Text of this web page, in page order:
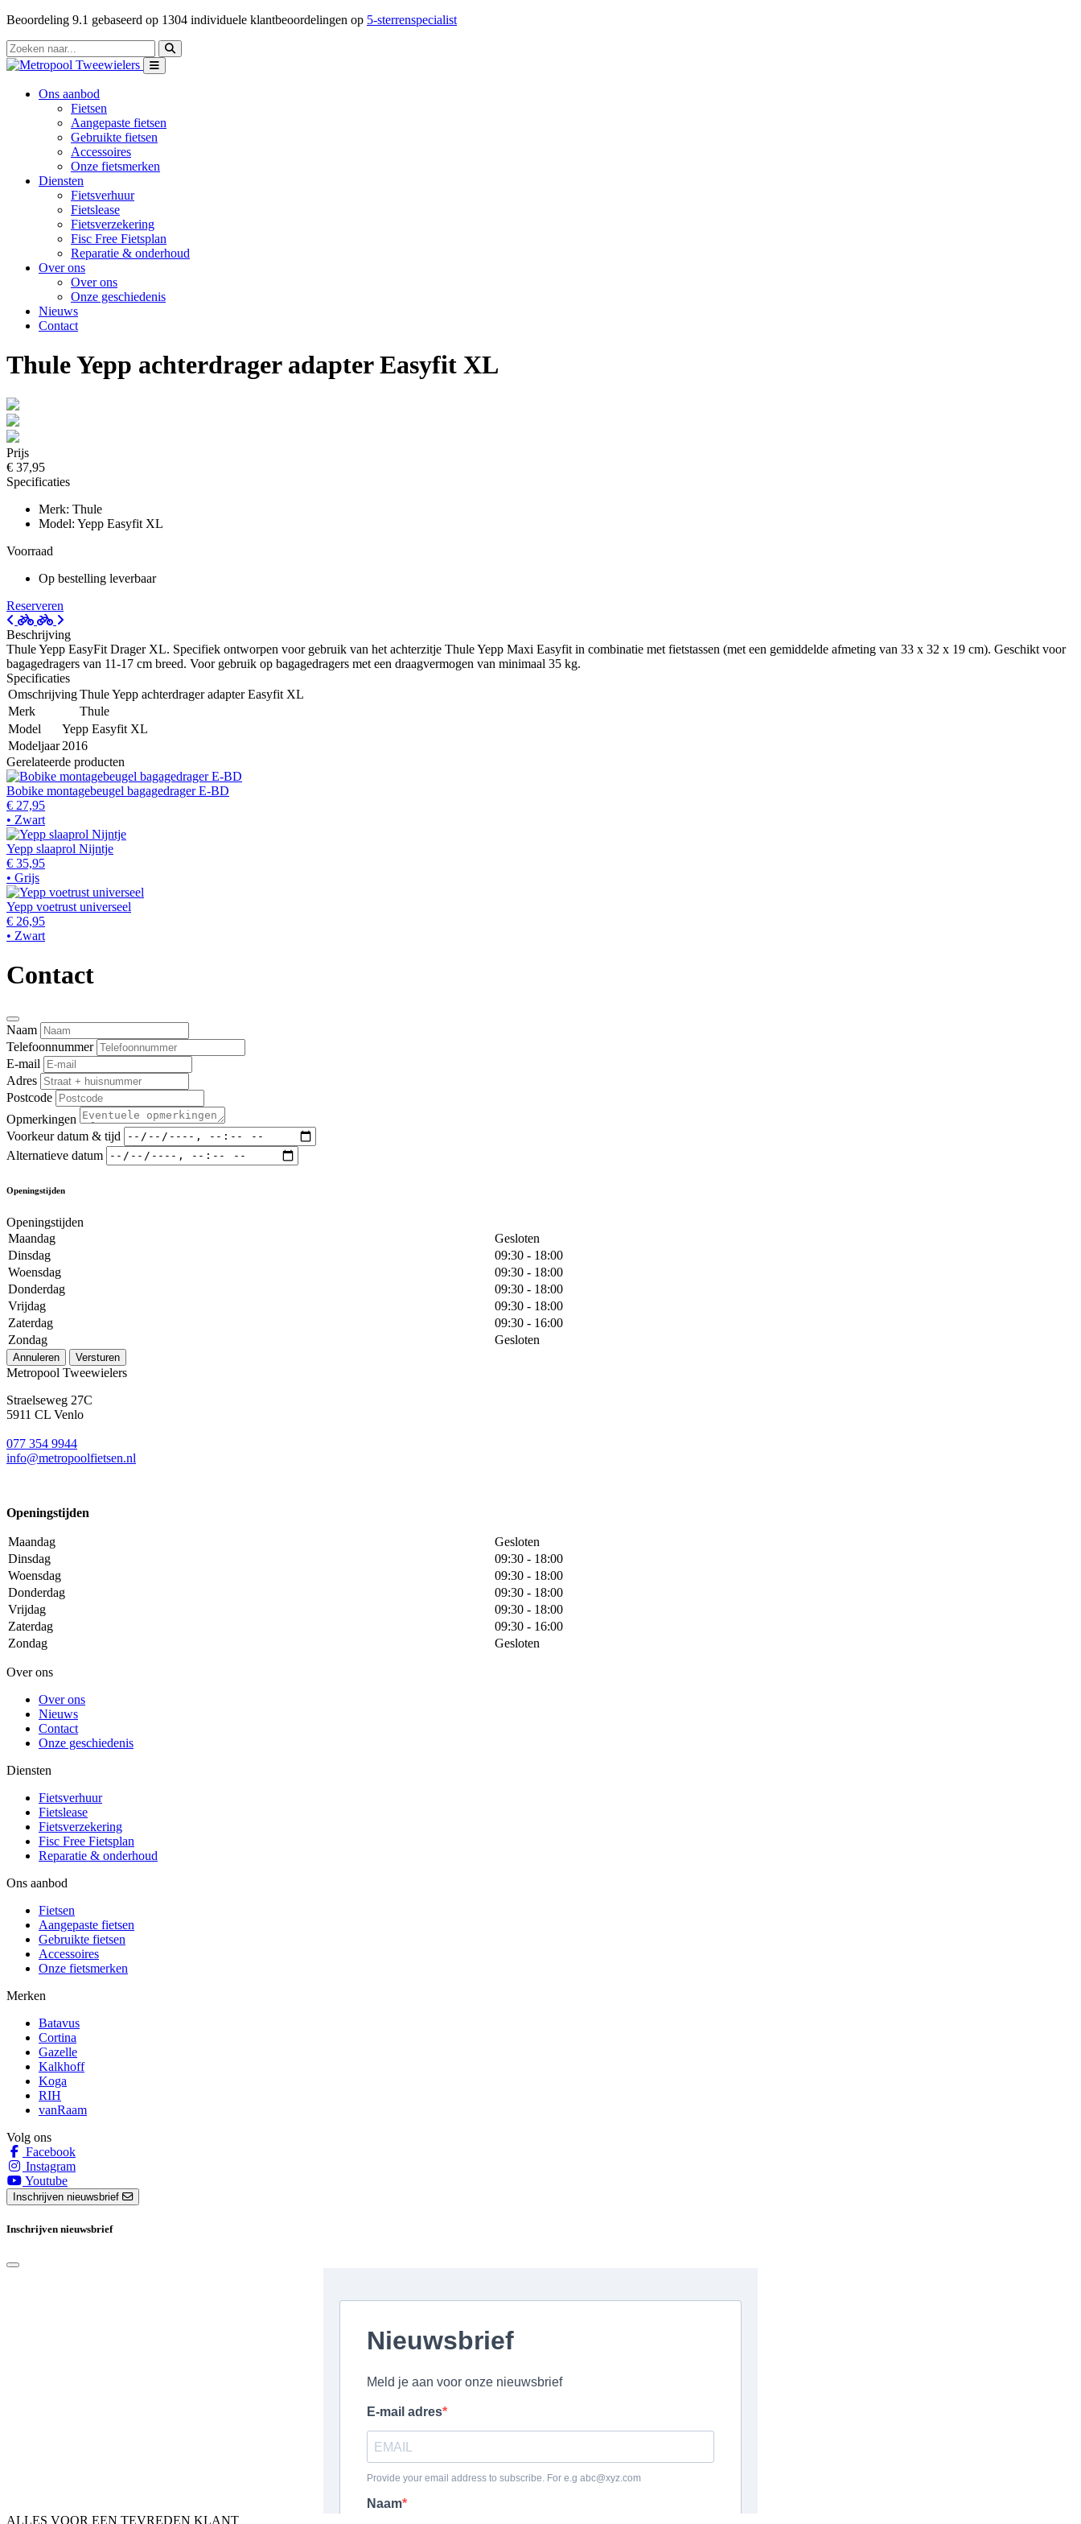
Beoordeling 9.1 gebaseerd op 1304 individuele klantbeoordelingen op 5-sterrenspecialist
Ons aanbod
Fietsen
Aangepaste fietsen
Gebruikte fietsen
Accessoires
Onze fietsmerken
Diensten
Fietsverhuur
Fietslease
Fietsverzekering
Fisc Free Fietsplan
Reparatie & onderhoud
Over ons
Over ons
Onze geschiedenis
Nieuws
Contact
Thule Yepp achterdrager adapter Easyfit XL
Prijs
€ 37,95
Specificaties
Merk: Thule
Model: Yepp Easyfit XL
Voorraad
Op bestelling leverbaar
Reserveren
Beschrijving
Thule Yepp EasyFit Drager XL. Specifiek ontworpen voor gebruik van het achterzitje Thule Yepp Maxi Easyfit in combinatie met fietstassen (met een gemiddelde afmeting van 33 x 32 x 19 cm). Geschikt voor
bagagedragers van 11-17 cm breed. Voor gebruik op bagagedragers met een draagvermogen van minimaal 35 kg.
Specificaties
OmschrijvingThule Yepp achterdrager adapter Easyfit XL
Merk
Thule
Model
Yepp Easyfit XL
Modeljaar 2016
Gerelateerde producten
Bobike montagebeugel bagagedrager E-BD
€ 27,95
• Zwart
Yepp slaaprol Nijntje
€ 35,95
• Grijs
Yepp voetrust universeel
€ 26,95
• Zwart
Contact
Naam
Telefoonnummer
E-mail
Adres
Postcode
Opmerkingen
Voorkeur datum & tijd
Alternatieve datum
Openingstijden
Openingstijden
Maandag
Gesloten
Dinsdag
09:30 - 18:00
Woensdag
09:30 - 18:00
Donderdag
09:30 - 18:00
Vrijdag
09:30 - 18:00
Zaterdag
09:30 - 16:00
Zondag
Gesloten
Annuleren Versturen
Metropool Tweewielers
Straelseweg 27C
5911 CL Venlo
077 354 9944
info@metropoolfietsen.nl
Openingstijden
Maandag
Gesloten
Dinsdag
09:30 - 18:00
Woensdag
09:30 - 18:00
Donderdag
09:30 - 18:00
Vrijdag
09:30 - 18:00
Zaterdag
09:30 - 16:00
Zondag
Gesloten
Over ons
Over ons
Nieuws
Contact
Onze geschiedenis
Diensten
Fietsverhuur
Fietslease
Fietsverzekering
Fisc Free Fietsplan
Reparatie & onderhoud
Ons aanbod
Fietsen
Aangepaste fietsen
Gebruikte fietsen
Accessoires
Onze fietsmerken
Merken
Batavus
Cortina
Gazelle
Kalkhoff
Koga
RIH
vanRaam
Volg ons
Facebook
Instagram
Youtube
Inschrijven nieuwsbrief
Inschrijven nieuwsbrief
ALLES VOOR EEN TEVREDEN KLANT